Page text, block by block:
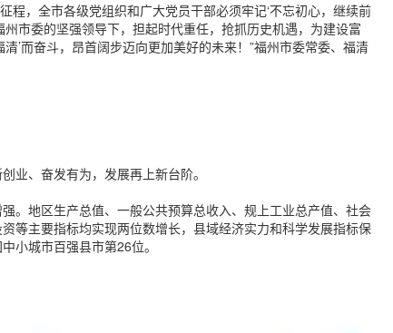
程，全市各级党组织和广大党员干部必须牢记‘不忘初心，继续前
州市委的坚强领导下，担起时代重任，抢抓历史机遇，为建设富
’而奋斗，昂首阔步迈向更加美好的未来！”福州市委常委、福清
业、奋发有为，发展再上新台阶。
。地区生产总值、一般公共预算总收入、规上工业总产值、社会
等主要指标均实现两位数增长，县域经济实力和科学发展指标保
小城市百强县市第26位。